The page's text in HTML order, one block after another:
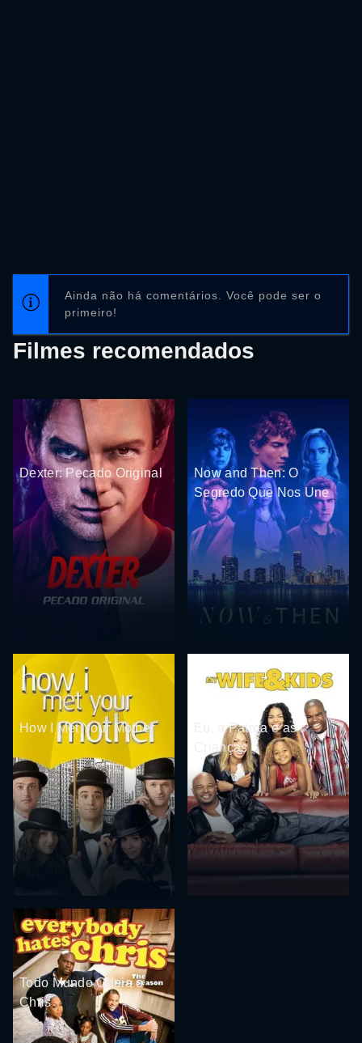
Ainda não há comentários. Você pode ser o
primeiro!
Filmes recomendados
Dexter: Pecado Original
Now and Then: O
Segredo Que Nos Une
How I Met Your Mother
Eu, a Patroa e as
Crianças
Todo Mundo Odeia o
Chris